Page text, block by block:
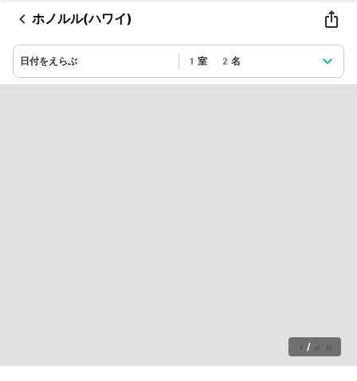
ホノルル(ハワイ)
日付をえらぶ 1室 2名
1 / 38